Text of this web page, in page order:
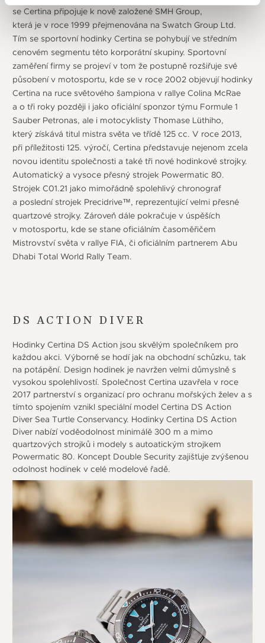
se Certina připojuje k nově založené SMH Group,
která je v roce 1999 přejmenována na Swatch Group Ltd.
Tím se sportovní hodinky Certina se pohybují ve středním
cenovém segmentu této korporátní skupiny. Sportovní
zaměření firmy se projeví v tom že postupně rozšiřuje své
působení v motosportu, kde se v roce 2002 objevují hodinky
Certina na ruce světového šampiona v rallye Colina McRae
a o tři roky později i jako oficiální sponzor týmu Formule 1
Sauber Petronas, ale i motocyklisty Thomase Lüthiho,
který získává titul mistra světa ve třídě 125 cc. V roce 2013,
při příležitosti 125. výročí, Certina představuje nejenom zcela
novou identitu společnosti a také tři nové hodinkové strojky.
Automatický a vysoce přesný strojek Powermatic 80.
Strojek C01.21 jako mimořádně spolehlivý chronograf
a poslední strojek Precidrive™, reprezentující velmi přesné
quartzové strojky. Zároveň dále pokračuje v úspěších
v motosportu, kde se stane oficiálním časoměřičem
Mistrovství světa v rallye FIA, či oficiálním partnerem Abu
Dhabi Total World Rally Team.
DS ACTION DIVER
Hodinky Certina DS Action jsou skvělým společníkem pro
každou akci. Výborně se hodí jak na obchodní schůzku, tak
na potápění. Design hodinek je navržen velmi důmyslně s
vysokou spolehlivostí. Společnost Certina uzavřela v roce
2017 partnerství s organizací pro ochranu mořských želev a s
tímto spojením vznikl speciální model Certina DS Action
Diver Sea Turtle Conservancy. Hodinky Certina DS Action
Diver nabízí voděodolnost minimálě 300 m a mimo
quartzových strojků i modely s autoatickým strojkem
Powermatic 80. Koncept Double Security zajišťuje zvýšenou
odolnost hodinek v celé modelové řadě.